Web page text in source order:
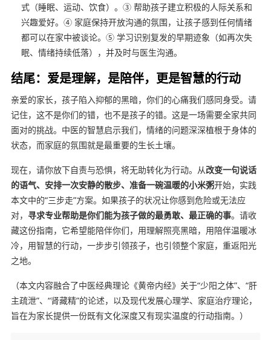
式（睡眠、运动、饮食）。③ 帮助孩子建立积极的人际关系和
兴趣爱好。④ 家庭保持开放沟通的氛围，让孩子感到任何情绪
都可以在家中被谈论。⑤ 学习识别复发的早期迹象（如再次失
眠、情绪持续低落），并及时与医生沟通。
结尾：爱是理解，是陪伴，更是智慧的行动
亲爱的家长，孩子陷入抑郁的黑暗，你们的心痛我们感同身受。请
记住，这不是你们的错，也不是孩子的错。这是一场需要全家共同
面对的挑战。中医的智慧启示我们，情绪的问题深深植根于身体的
状态，而家庭的氛围就是最重要的生长土壤。
现在，请你放下自责与恐惧，将无助转化为行动。从改变一句说话
的语气、安排一次安静的散步、准备一碗温暖的小米粥开始，实践
本文中的“三步走”方案。如果孩子的状况让你感到危险或无法应
对， 寻求专业帮助是你们能为孩子做的最勇敢、最正确的事。请收
藏这份指南，它希望能陪伴你们，用理解照亮黑暗，用陪伴温暖冰
冷，用智慧的行动，一步步引领孩子，也引领整个家庭，重返阳光
之地。
（本文内容融合了中医经典理论《黄帝内经》关于“少阳之体”、“肝
主疏泄”、“肾藏精”的论述，以及现代发展心理学、家庭治疗理论，
旨在为家长提供一份既有文化深度又有现实温度的行动指南。）